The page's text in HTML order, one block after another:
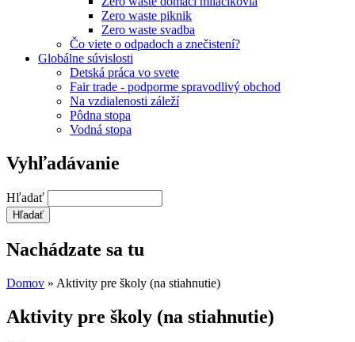
Zero waste piknik
Zero waste svadba
Čo viete o odpadoch a znečistení?
Globálne súvislosti
Detská práca vo svete
Fair trade - podporme spravodlivý obchod
Na vzdialenosti záleží
Pôdna stopa
Vodná stopa
Vyhľadávanie
Hľadať
Nachádzate sa tu
Domov » Aktivity pre školy (na stiahnutie)
Aktivity pre školy (na stiahnutie)